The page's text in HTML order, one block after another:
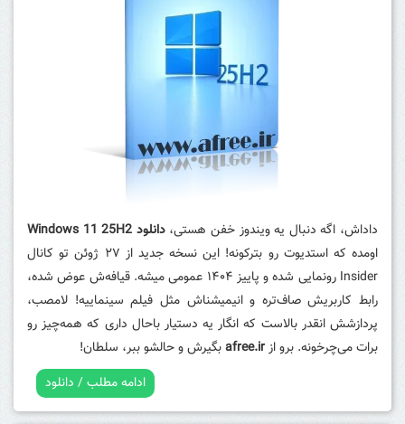
داداش، اگه دنبال یه ویندوز خفن هستی،دانلود Windows 11 25H2
اومده که استدیوت رو بترکونه! این نسخه جدید از ۲۷ ژوئن تو کانال
Insider رونمایی شده و پاییز ۱۴۰۴ عمومی میشه. قیافه‌ش عوض شده،
رابط کاربریش صاف‌تره و انیمیشناش مثل فیلم سینماییه! لامصب،
پردازشش انقدر بالاست که انگار یه دستیار باحال داری که همه‌چیز رو
برات می‌چرخونه. برو ازafree.irبگیرش و حالشو ببر، سلطان!
ادامه مطلب / دانلود